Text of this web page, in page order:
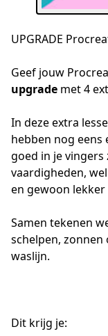
UPGRADE
upgrade met 4
In deze extra
hebben nog eens
goed in je vingers
vaardigheden,
en gewoon
Samen tekenen
schelpen, zonnen
waslijn.
Dit krijg je: